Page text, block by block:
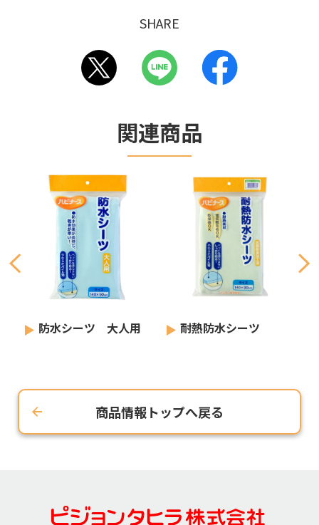
SHARE
関連商品
防水シーツ 大人用 耐熱防水シーツ
商品情報トップへ戻る